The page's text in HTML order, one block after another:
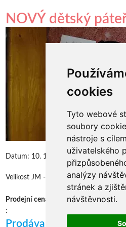
cookies
Tyto webové
soubory
nástroje s
uživatelského
analýzy
stránek a
návštěvnosti.
NOVÝ dětský
Datum: 10. 11. 2025
Velikost JM - na 140cm
Prodejní cena 800 Kč
:
Prodávající